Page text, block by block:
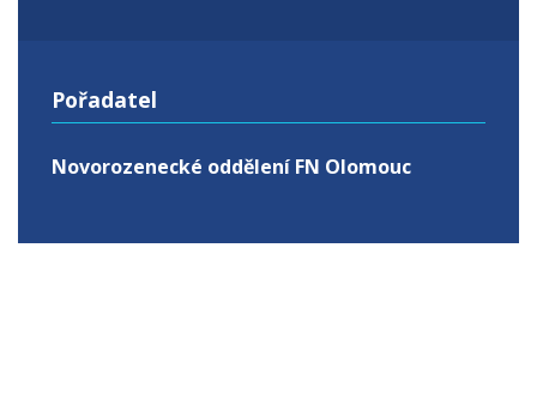
Pořadatel
Novorozenecké oddělení FN Olomouc